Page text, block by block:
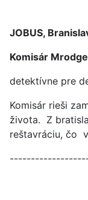
JOBUS,
Komisár Mrodge
detektívne pre
Komisár rieši
života. Z
reštavráciu, čo